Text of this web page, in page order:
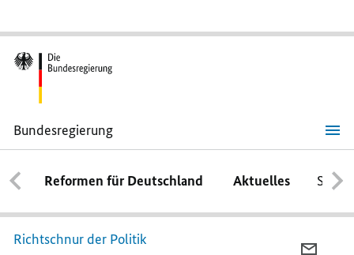
Bundesregierung
Die
17
globalen
Nachhaltigkeitsziele
Reformen für Deutschland Aktuelles
Richtschnur der Politik